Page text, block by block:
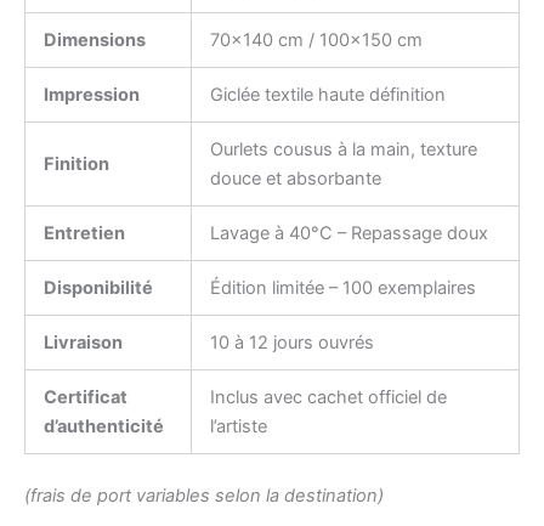
Dimensions 70×140 cm / 100×150 cm
Impression Giclée textile haute définition
Finition
Ourlets cousus à la main, texture
douce et absorbante
Entretien Lavage à 40°C – Repassage doux
Disponibilité Édition limitée – 100 exemplaires
Livraison 10 à 12 jours ouvrés
Certificat
d’authenticité
Inclus avec cachet officiel de
l’artiste
(frais de port variables selon la destination)